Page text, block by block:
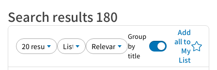
Search results 180
Group
by
title
Add
all to
My
List